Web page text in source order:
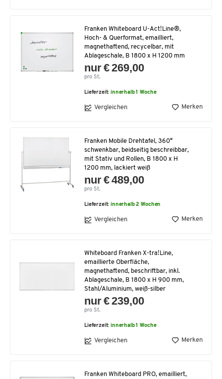
Franken Whiteboard U-Act!Line®,
Hoch- & Querformat, emailliert,
magnethaftend, recycelbar, mit
Ablageschale, B 1800 x H 1200 mm
nur € 269,00
pro St.
Lieferzeit:innerhalb 1 Woche
Vergleichen Merken
Franken Mobile Drehtafel, 360°
schwenkbar, beidseitig beschreibbar,
mit Stativ und Rollen, B 1800 x H
1200 mm, lackiert weiß
nur € 489,00
pro St.
Lieferzeit:innerhalb 2 Wochen
Vergleichen Merken
Whiteboard Franken X-tra!Line,
emaillierte Oberfläche,
magnethaftend, beschriftbar, inkl.
Ablageschale, B 1800 x H 900 mm,
Stahl/Aluminium, weiß-silber
nur € 239,00
pro St.
Lieferzeit:innerhalb 1 Woche
Vergleichen Merken
Franken Whiteboard PRO, emailliert,